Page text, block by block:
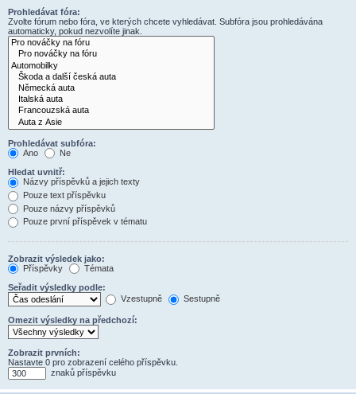
Prohledávat fóra:
Zvolte fórum nebo fóra, ve kterých chcete vyhledávat. Subfóra jsou prohledávána
automaticky, pokud nezvolíte jinak.
Prohledávat subfóra:
Ano
Ne
Hledat uvnitř:
Názvy příspěvků a jejich texty
Pouze text příspěvku
Pouze názvy příspěvků
Pouze první příspěvek v tématu
Zobrazit výsledek jako:
Příspěvky
Témata
Seřadit výsledky podle:
Vzestupně
Sestupně
Omezit výsledky na předchozí:
Zobrazit prvních:
Nastavte 0 pro zobrazení celého příspěvku.
znaků příspěvku